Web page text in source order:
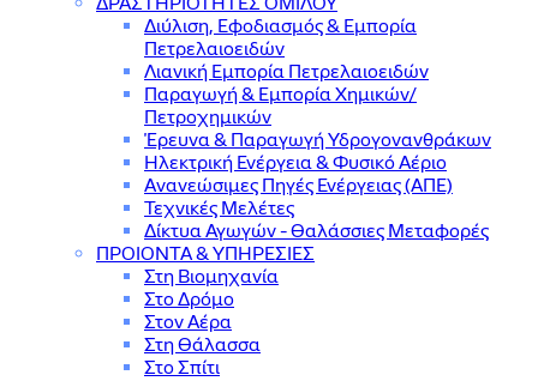
Διύλιση, Εφοδιασμός & Εμπορία
Πετρελαιοειδών
Λιανική Εμπορία Πετρελαιοειδών
Παραγωγή & Εμπορία Χημικών/
Πετροχημικών
Έρευνα & Παραγωγή Υδρογονανθράκων
Ηλεκτρική Ενέργεια & Φυσικό Αέριο
Ανανεώσιμες Πηγές Ενέργειας (ΑΠΕ)
Τεχνικές Μελέτες
Δίκτυα Αγωγών - Θαλάσσιες Μεταφορές
ΠΡΟΙΟΝΤΑ & YΠΗΡΕΣΙΕΣ
Στη Βιομηχανία
Στο Δρόμο
Στον Αέρα
Στη Θάλασσα
Στο Σπίτι